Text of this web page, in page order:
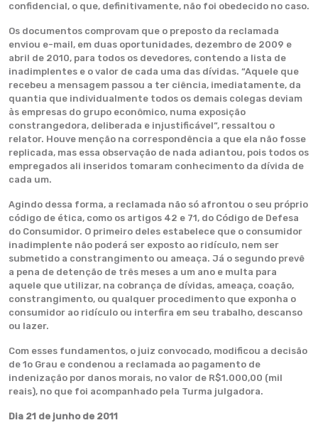
confidencial, o que, definitivamente, não foi obedecido no caso.
Os documentos comprovam que o preposto da reclamada
enviou e-mail, em duas oportunidades, dezembro de 2009 e
abril de 2010, para todos os devedores, contendo a lista de
inadimplentes e o valor de cada uma das dívidas. “Aquele que
recebeu a mensagem passou a ter ciência, imediatamente, da
quantia que individualmente todos os demais colegas deviam
às empresas do grupo econômico, numa exposição
constrangedora, deliberada e injustificável“, ressaltou o
relator. Houve menção na correspondência a que ela não fosse
replicada, mas essa observação de nada adiantou, pois todos os
empregados ali inseridos tomaram conhecimento da dívida de
cada um.
Agindo dessa forma, a reclamada não só afrontou o seu próprio
código de ética, como os artigos 42 e 71, do Código de Defesa
do Consumidor. O primeiro deles estabelece que o consumidor
inadimplente não poderá ser exposto ao ridículo, nem ser
submetido a constrangimento ou ameaça. Já o segundo prevê
a pena de detenção de três meses a um ano e multa para
aquele que utilizar, na cobrança de dívidas, ameaça, coação,
constrangimento, ou qualquer procedimento que exponha o
consumidor ao ridículo ou interfira em seu trabalho, descanso
ou lazer.
Com esses fundamentos, o juiz convocado, modificou a decisão
de 1o Grau e condenou a reclamada ao pagamento de
indenização por danos morais, no valor de R$1.000,00 (mil
reais), no que foi acompanhado pela Turma julgadora.
Dia 21 de junho de 2011